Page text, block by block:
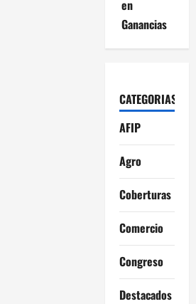
en
Ganancias
CATEGORIAS
AFIP
Agro
Coberturas
Comercio
Congreso
Destacados